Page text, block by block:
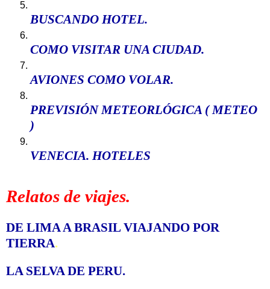
BUSCANDO HOTEL.
COMO VISITAR UNA CIUDAD.
AVIONES COMO VOLAR.
PREVISIÓN METEORLÓGICA ( METEO
)
VENECIA. HOTELES
Relatos de viajes.
DE LIMA A BRASIL VIAJANDO POR
TIERRA.
LA SELVA DE PERU.